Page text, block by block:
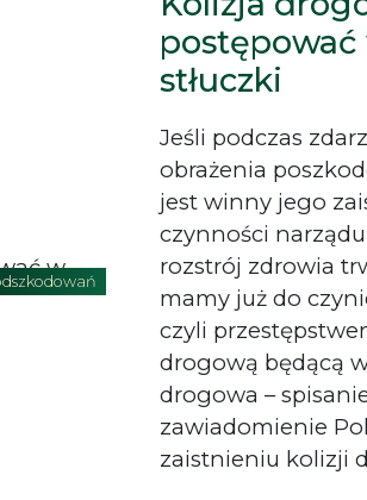
stłuczki
Jeśli podczas
obrażenia
jest winny jego
czynności narządu
rozstrój zdrowia
mamy już do
czyli
drogową będącą
drogowa –
zawiadomienie
zaistnieniu kolizji